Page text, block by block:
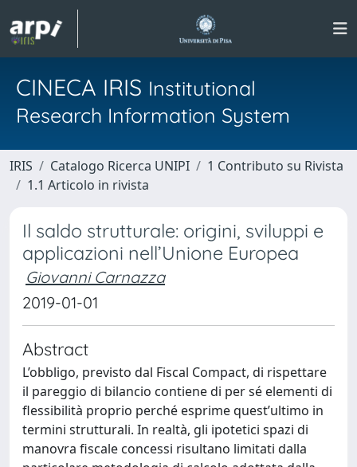
CINECA IRIS Institutional
Research Information System
IRIS Catalogo Ricerca UNIPI
1 Contributo su Rivista
1.1 Articolo in rivista
Il saldo strutturale: origini, sviluppi e
applicazioni nell’Unione Europea
Giovanni Carnazza
2019-01-01
Abstract
L’obbligo, previsto dal Fiscal Compact, di rispettare
il pareggio di bilancio contiene di per sé elementi di
flessibilità proprio perché esprime quest’ultimo in
termini strutturali. In realtà, gli ipotetici spazi di
manovra fiscale concessi risultano limitati dalla